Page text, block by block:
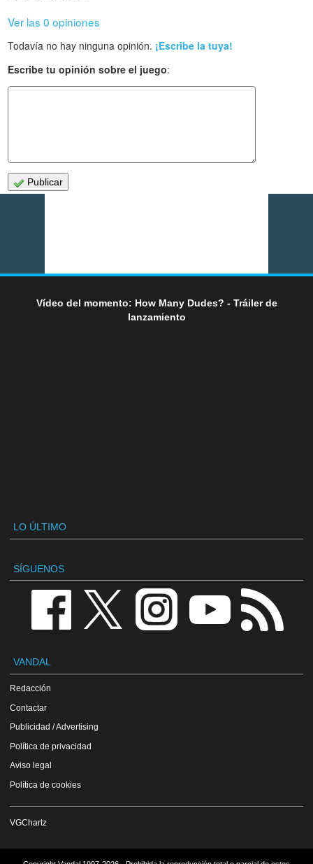
Ver las 0 opiniones
Todavía no hay ninguna opinión. ¡Escribe la tuya!
Escribe tu opinión sobre el juego:
Publicar
Vídeo del momento: How Many Dudes? - Tráiler de
lanzamiento
LO ÚLTIMO
SÍGUENOS
VANDAL
Redacción
Contactar
Publicidad / Advertising
Política de privacidad
Aviso legal
Política de cookies
VGChartz